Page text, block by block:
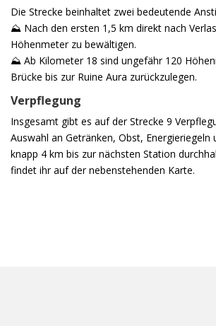
Die Strecke beinhaltet zwei bedeutende
⛰️ Nach den ersten 1,5 km direkt nach
Höhenmeter zu bewältigen.
⛰️ Ab Kilometer 18 sind ungefähr 120
Brücke bis zur Ruine Aura zurückzulegen.
Verpflegung
Insgesamt gibt es auf der Strecke 9
Auswahl an Getränken, Obst,
knapp 4 km bis zur nächsten Station
findet ihr auf der nebenstehenden Karte.